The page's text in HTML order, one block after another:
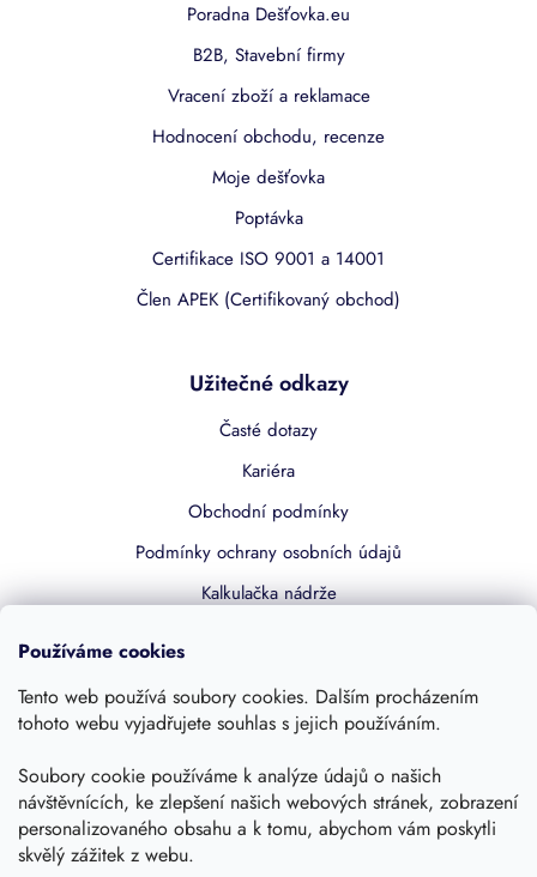
Používáme cookies
Tento web používá soubory cookies. Dalším procházením
tohoto webu vyjadřujete souhlas s jejich používáním.
Soubory cookie používáme k analýze údajů o našich
návštěvnících, ke zlepšení našich webových stránek, zobrazení
personalizovaného obsahu a k tomu, abychom vám poskytli
skvělý zážitek z webu.
Poradna Dešťovka.eu
B2B, Stavební firmy
Vracení zboží a reklamace
Hodnocení obchodu, recenze
Moje dešťovka
Poptávka
Certifikace ISO 9001 a 14001
Člen APEK (Certifikovaný obchod)
Užitečné odkazy
Časté dotazy
Kariéra
Obchodní podmínky
Podmínky ochrany osobních údajů
Kalkulačka nádrže
Kontakty
Sledujte nás